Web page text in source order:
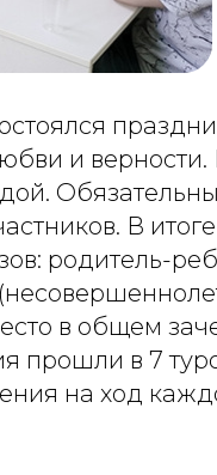
и
В
родитель-
в общем
прошли в 7
на ход